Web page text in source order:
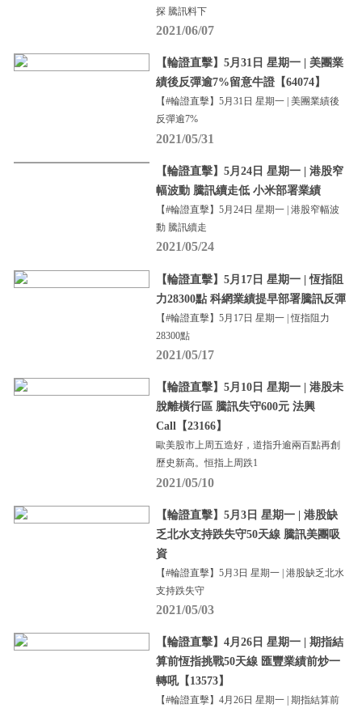
探 騰訊料下
2021/06/07
【輪證直擊】5月31日 星期一 | 美團業
績後反彈逾7%留意牛證【64074】
【#輪證直擊】5月31日 星期一 | 美團業績後
反彈逾7%
2021/05/31
【輪證直擊】5月24日 星期一 | 港股窄
幅波動 騰訊續走低 小米部署業績
【#輪證直擊】5月24日 星期一 | 港股窄幅波
動 騰訊續走
2021/05/24
【輪證直擊】5月17日 星期一 | 恆指阻
力28300點 科網業績提早部署騰訊反彈
【#輪證直擊】5月17日 星期一 | 恆指阻力
28300點
2021/05/17
【輪證直擊】5月10日 星期一 | 港股未
脫離橫行區 騰訊失守600元 法興
Call【23166】
歐美股市上周五造好，道指升逾兩百點再創
歷史新高。恒指上周跌1
2021/05/10
【輪證直擊】5月3日 星期一 | 港股缺
乏北水支持跌失守50天線 騰訊美團吸
資
【#輪證直擊】5月3日 星期一 | 港股缺乏北水
支持跌失守
2021/05/03
【輪證直擊】4月26日 星期一 | 期指結
算前恆指挑戰50天線 匯豐業績前炒一
轉吼【13573】
【#輪證直擊】4月26日 星期一 | 期指結算前